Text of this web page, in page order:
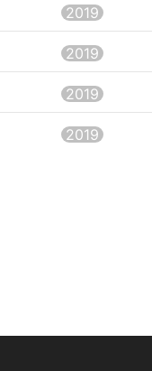
2019
2019
2019
2019